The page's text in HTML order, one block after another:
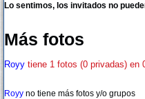
Lo sentimos, los invitados no
Más fotos
Royy tiene 1 fotos (0 privadas) en
Royy no tiene más fotos y/o grupos